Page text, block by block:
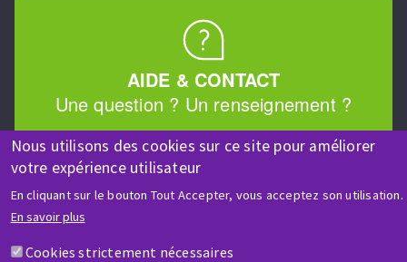
Nous utilisons des cookies sur ce site pour améliorer
votre expérience utilisateur
En cliquant sur le bouton Tout Accepter, vous acceptez son utilisation.
En savoir plus
Cookies strictement nécessaires
AIDE & CONTACT
Une question ? Un renseignement ?
Contactez-nous